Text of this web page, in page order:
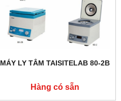
MÁY LY TÂM TAISITELAB 80-2B
Hàng có sẵn